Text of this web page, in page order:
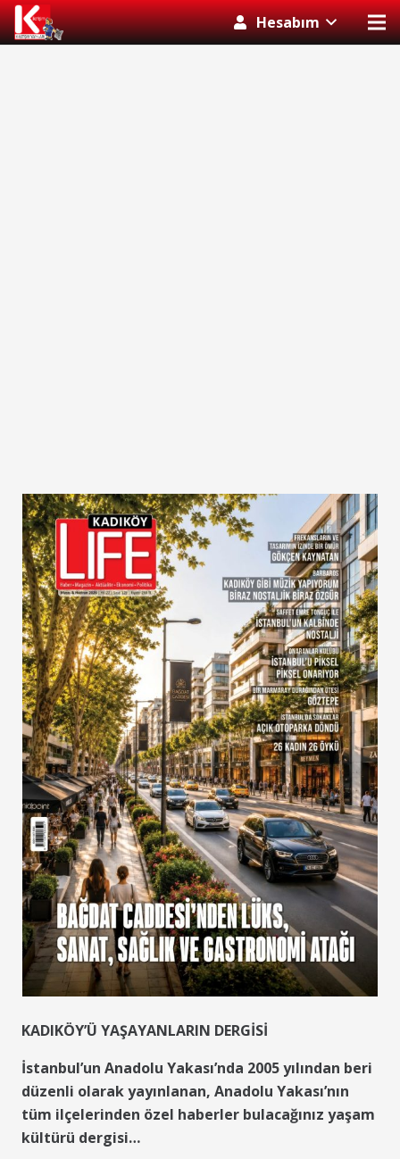
Hesabım
KADIKÖY’Ü YAŞAYANLARIN DERGİSİ
İstanbul’un Anadolu Yakası’nda 2005 yılından beri
düzenli olarak yayınlanan, Anadolu Yakası’nın
tüm ilçelerinden özel haberler bulacağınız yaşam
kültürü dergisi…